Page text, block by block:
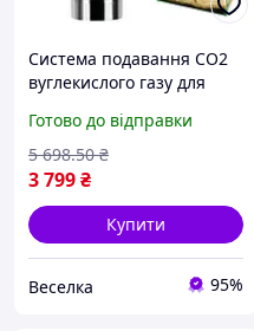
Система подавання CO2
вуглекислого газу для
регулятор дифузор для
рослин FLAME
Готово до відправки
3 799₴
5 698.50 ₴
Купити
Веселка 95%